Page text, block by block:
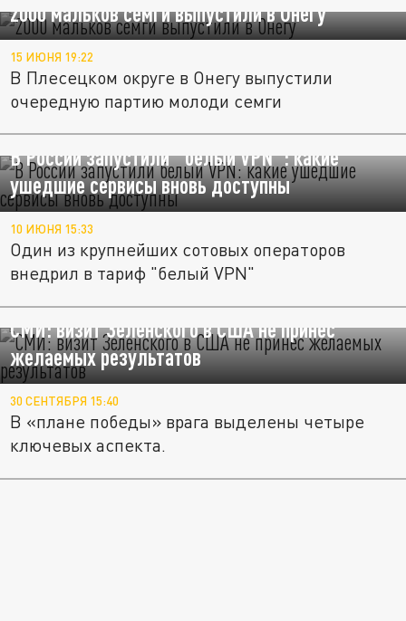
2000 мальков семги выпустили в Онегу
15 ИЮНЯ 19:22
В Плесецком округе в Онегу выпустили
очередную партию молоди семги
В России запустили "белый VPN": какие
ушедшие сервисы вновь доступны
10 ИЮНЯ 15:33
Один из крупнейших сотовых операторов
внедрил в тариф "белый VPN"
СМИ: визит Зеленского в США не принес
желаемых результатов
30 СЕНТЯБРЯ 15:40
В «плане победы» врага выделены четыре
ключевых аспекта.